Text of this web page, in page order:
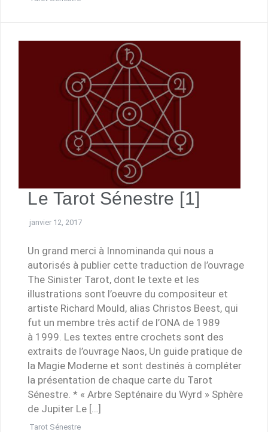
Le Tarot Sénestre [1]
janvier 12, 2017
Un grand merci à Innominanda qui nous a
autorisés à publier cette traduction de l’ouvrage
The Sinister Tarot, dont le texte et les
illustrations sont l’oeuvre du compositeur et
artiste Richard Mould, alias Christos Beest, qui
fut un membre très actif de l’ONA de 1989
à 1999. Les textes entre crochets sont des
extraits de l’ouvrage Naos, Un guide pratique de
la Magie Moderne et sont destinés à compléter
la présentation de chaque carte du Tarot
Sénestre. * « Arbre Septénaire du Wyrd » Sphère
de Jupiter Le […]
Tarot Sénestre